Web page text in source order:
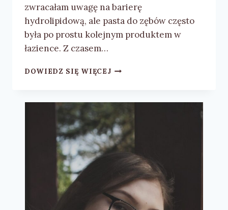
zwracałam uwagę na barierę
hydrolipidową, ale pasta do zębów często
była po prostu kolejnym produktem w
łazience. Z czasem…
DOWIEDZ SIĘ WIĘCEJMASZ
POZNAJ
AJONA,
AMINOMED
I
PEARLS
DENTS